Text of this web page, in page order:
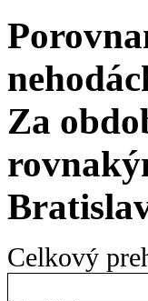
Za
Celkový